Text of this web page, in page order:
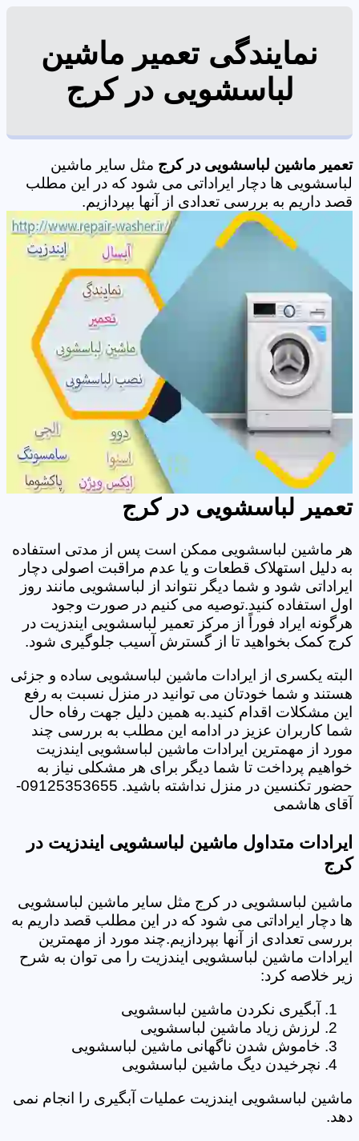
نمایندگی تعمیر ماشین
لباسشویی در کرج
تعمیر ماشین لباسشویی در کرج مثل سایر ماشین
لباسشویی ها دچار ایراداتی می شود که در این مطلب
قصد داریم به بررسی تعدادی از آنها بپردازیم.
تعمیر لباسشویی در کرج
هر ماشین لباسشویی ممکن است پس از مدتی استفاده
به دلیل استهلاک قطعات و یا عدم مراقبت اصولی دچار
ایراداتی شود و شما دیگر نتواند از لباسشویی مانند روز
اول استفاده کنید.توصیه می کنیم در صورت وجود
هرگونه ایراد فوراً از مرکز تعمیر لباسشویی ایندزیت در
کرج کمک بخواهید تا از گسترش آسیب جلوگیری شود.
البته یکسری از ایرادات ماشین لباسشویی ساده و جزئی
هستند و شما خودتان می توانید در منزل نسبت به رفع
این مشکلات اقدام کنید.به همین دلیل جهت رفاه حال
شما کاربران عزیز در ادامه این مطلب به بررسی چند
مورد از مهمترین ایرادات ماشین لباسشویی ایندزیت
خواهیم پرداخت تا شما دیگر برای هر مشکلی نیاز به
حضور تکنسین در منزل نداشته باشید. 09125353655-
آقای هاشمی
ایرادات متداول ماشین لباسشویی ایندزیت در
کرج
ماشین لباسشویی در کرج مثل سایر ماشین لباسشویی
ها دچار ایراداتی می شود که در این مطلب قصد داریم به
بررسی تعدادی از آنها بپردازیم.چند مورد از مهمترین
ایرادات ماشین لباسشویی ایندزیت را می توان به شرح
زیر خلاصه کرد:
آبگیری نکردن ماشین لباسشویی
لرزش زیاد ماشین لباسشویی
خاموش شدن ناگهانی ماشین لباسشویی
نچرخیدن دیگ ماشین لباسشویی
ماشین لباسشویی ایندزیت عملیات آبگیری را انجام نمی
دهد.